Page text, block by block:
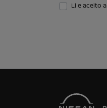
Li e aceito a